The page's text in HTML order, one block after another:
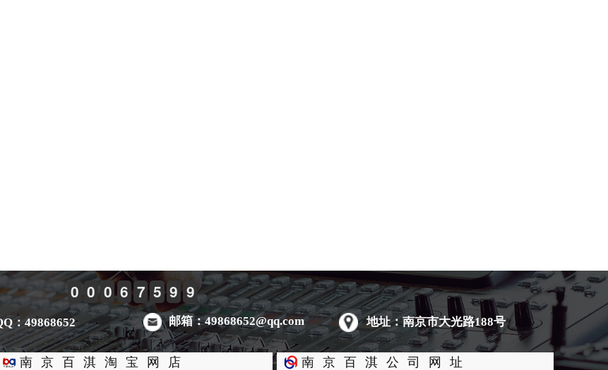
：49868652 邮箱：49868652@qq.com 地址：南京市大光路188号
南京百淇淘宝网店 南京百淇公司网址
0 0 0 6 7 5 9 9